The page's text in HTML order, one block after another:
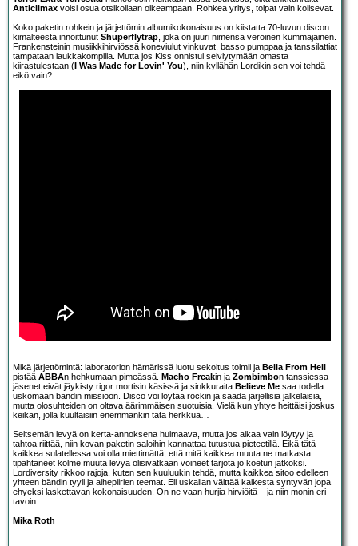
Anticlimax voisi osua otsikollaan oikeampaan. Rohkea yritys, tolpat vain kolisevat.
Koko paketin rohkein ja järjettömin albumikokonaisuus on kiistatta 70-luvun discon
kimalteesta innoittunut Shuperflytrap, joka on juuri nimensä veroinen kummajainen.
Frankensteinin musiikkihirviössä koneviulut vinkuvat, basso pumppaa ja tanssilattiat
tampataan laukkakompilla. Mutta jos Kiss onnistui selviytymään omasta
kiirastulestaan ( I Was Made for Lovin' You), niin kyllähän Lordikin sen voi tehdä –
eikö vain?
Mikä järjettömintä: laboratorion hämärissä luotu sekoitus toimii ja Bella From Hell
pistää ABBAn hehkumaan pimeässä. Macho Freakin ja Zombimbon tanssiessa
jäsenet eivät jäykisty rigor mortisin käsissä ja sinkkuraita Believe Me saa todella
uskomaan bändin missioon. Disco voi löytää rockin ja saada järjellisiä jälkeläisiä,
mutta olosuhteiden on oltava äärimmäisen suotuisia. Vielä kun yhtye heittäisi joskus
keikan, jolla kuultaisiin enemmänkin tätä herkkua…
Seitsemän levyä on kerta-annoksena huimaava, mutta jos aikaa vain löytyy ja
tahtoa riittää, niin kovan paketin saloihin kannattaa tutustua pieteetillä. Eikä tätä
kaikkea sulatellessa voi olla miettimättä, että mitä kaikkea muuta ne matkasta
tipahtaneet kolme muuta levyä olisivatkaan voineet tarjota jo koetun jatkoksi.
Lordiversity rikkoo rajoja, kuten sen kuuluukin tehdä, mutta kaikkea sitoo edelleen
yhteen bändin tyyli ja aihepiirien teemat. Eli uskallan väittää kaikesta syntyvän jopa
ehyeksi laskettavan kokonaisuuden. On ne vaan hurjia hirviöitä – ja niin monin eri
tavoin.
Mika Roth